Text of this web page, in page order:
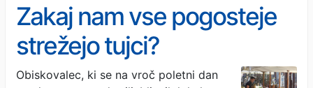
Zakaj nam vse pogosteje
strežejo tujci?
Obiskovalec, ki se na vroč poletni dan